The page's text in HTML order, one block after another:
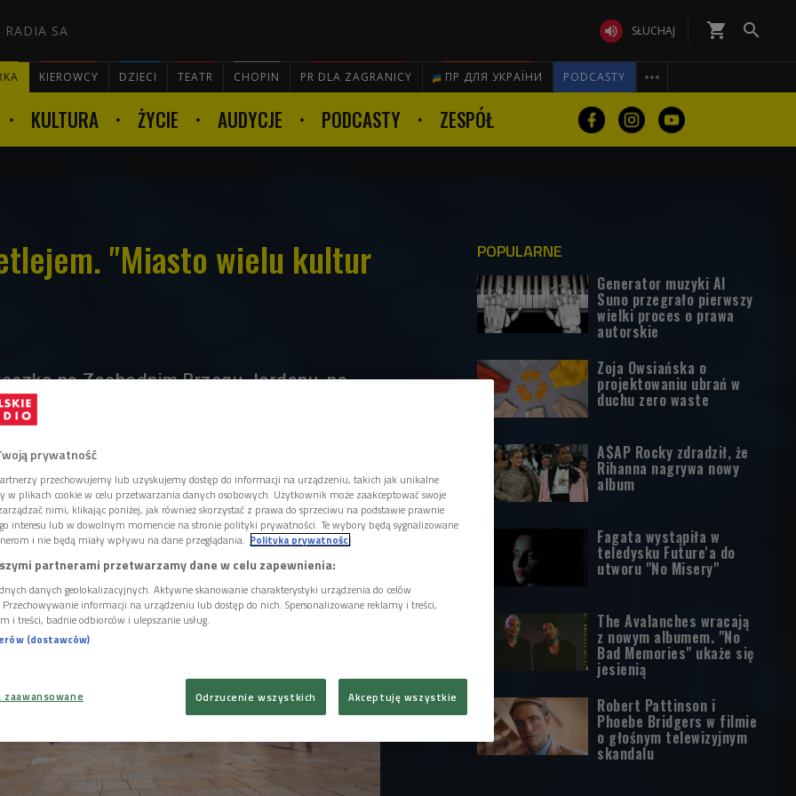
RADIA SA  SŁUCHAJ shopping_cart 
KIEROWCY DZIECI TEATR CHOPIN PR DLA ZAGRANICY ПР ДЛЯ УКРАЇНИ PODCASTY 

KULTURA ŻYCIE AUDYCJE PODCASTY ZESPÓŁ
"Miasto wielu kultur
na Zachodnim Brzegu Jordanu, na
Ulokowane na kilku wzgórzach
celem świątecznych pielgrzymek
to tygiel wielokulturowości, miks religii -
z Czwórką podróżnicy Marzena i
tam święta.
POPULARNE
Generator muzyki AI
Suno przegrało pierwszy
wielki proces o prawa
autorskie
Zoja Owsiańska o
projektowaniu ubrań w
duchu zero waste
A$AP Rocky zdradził, że
Rihanna nagrywa nowy
album
Fagata wystąpiła w
teledysku Future'a do
utworu "No Misery"
The Avalanches wracają
z nowym albumem. "No
Bad Memories" ukaże się
jesienią
Robert Pattinson i
Phoebe Bridgers w filmie
o głośnym telewizyjnym
skandalu
prywatność
przechowujemy lub uzyskujemy dostęp do informacji na urządzeniu, takich jak unikalne
w plikach cookie w celu przetwarzania danych osobowych. Użytkownik może zaakceptować swoje
nimi, klikając poniżej, jak również skorzystać z prawa do sprzeciwu na podstawie prawnie
interesu lub w dowolnym momencie na stronie polityki prywatności. Te wybory będą sygnalizowane
i nie będą miały wpływu na dane przeglądania. Polityka prywatności
partnerami przetwarzamy dane w celu zapewnienia:
danych geolokalizacyjnych. Aktywne skanowanie charakterystyki urządzenia do celów
informacji na urządzeniu lub dostęp do nich. Spersonalizowane reklamy i treści,
i treści, badnie odbiorców i ulepszanie usług.
(dostawców)
Odrzucenie wszystkich Akceptuję wszystkie